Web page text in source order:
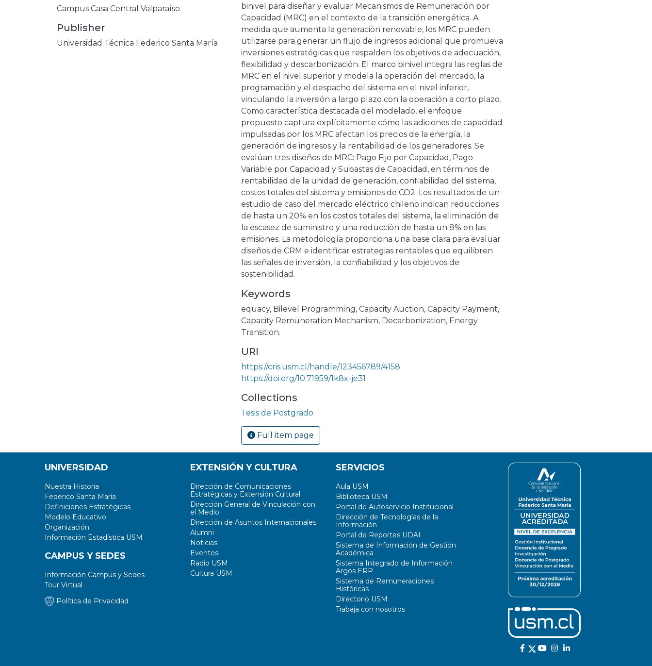
Campus Casa Central Valparaíso
Publisher
Universidad Técnica Federico Santa María
binivel para diseñar y evaluar Mecanismos de Remuneración por
Capacidad (MRC) en el contexto de la transición energética. A
medida que aumenta la generación renovable, los MRC pueden
utilizarse para generar un flujo de ingresos adicional que promueva
inversiones estratégicas que respalden los objetivos de adecuación,
flexibilidad y descarbonización. El marco binivel integra las reglas de
MRC en el nivel superior y modela la operación del mercado, la
programación y el despacho del sistema en el nivel inferior,
vinculando la inversión a largo plazo con la operación a corto plazo.
Como característica destacada del modelado, el enfoque
propuesto captura explícitamente cómo las adiciones de capacidad
impulsadas por los MRC afectan los precios de la energía, la
generación de ingresos y la rentabilidad de los generadores. Se
evalúan tres diseños de MRC: Pago Fijo por Capacidad, Pago
Variable por Capacidad y Subastas de Capacidad, en términos de
rentabilidad de la unidad de generación, confiabilidad del sistema,
costos totales del sistema y emisiones de CO2. Los resultados de un
estudio de caso del mercado eléctrico chileno indican reducciones
de hasta un 20% en los costos totales del sistema, la eliminación de
la escasez de suministro y una reducción de hasta un 8% en las
emisiones. La metodología proporciona una base clara para evaluar
diseños de CRM e identificar estrategias rentables que equilibren
las señales de inversión, la confiabilidad y los objetivos de
sostenibilidad.
Keywords
equacy, Bilevel Programming, Capacity Auction, Capacity Payment,
Capacity Remuneration Mechanism, Decarbonization, Energy
Transition.
URI
https://cris.usm.cl/handle/123456789/4158
https://doi.org/10.71959/1k8x-je31
Collections
Tesis de Postgrado
Full item page
UNIVERSIDAD
Nuestra Historia
Federico Santa María
Definiciones Estratégicas
Modelo Educativo
Organización
Información Estadística USM
CAMPUS Y SEDES
Información Campus y Sedes
Tour Virtual
Política de Privacidad
EXTENSIÓN Y CULTURA
Dirección de Comunicaciones
Estratégicas y Extensión Cultural
Dirección General de Vinculación con
el Medio
Dirección de Asuntos Internacionales
Alumni
Noticias
Eventos
Radio USM
Cultura USM
SERVICIOS
Aula USM
Biblioteca USM
Portal de Autoservicio Institucional
Dirección de Tecnologías de la
Información
Portal de Reportes UDAI
Sistema de Información de Gestión
Académica
Sistema Integrado de Información
Argos ERP
Sistema de Remuneraciones
Históricas
Directorio USM
Trabaja con nosotros